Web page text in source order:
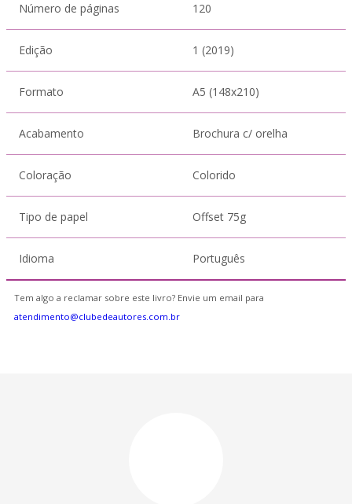
Número de páginas 120
Edição 1 (2019)
Formato A5 (148x210)
Acabamento Brochura c/ orelha
Coloração Colorido
Tipo de papel Offset 75g
Idioma Português
Tem algo a reclamar sobre este livro? Envie um email para
atendimento@clubedeautores.com.br